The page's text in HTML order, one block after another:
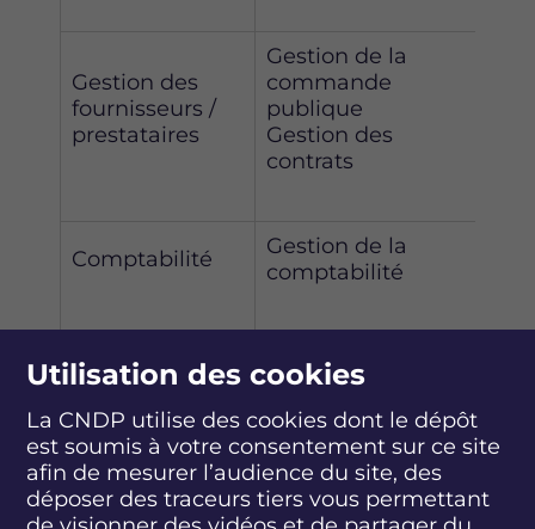
Utilisation des cookies
La CNDP utilise des cookies dont le dépôt
est soumis à votre consentement sur ce site
afin de mesurer l’audience du site, des
déposer des traceurs tiers vous permettant
Gestion des
fournisseurs /
prestataires
Gestion de la
commande
publique
Gestion des
contrats
Comptabilité
Gestion de la
comptabilité
Gestion du
réseau des
garants
Gestion du réseau
des garants
Gestion de la liste
nationale des
garants et de sa
publication